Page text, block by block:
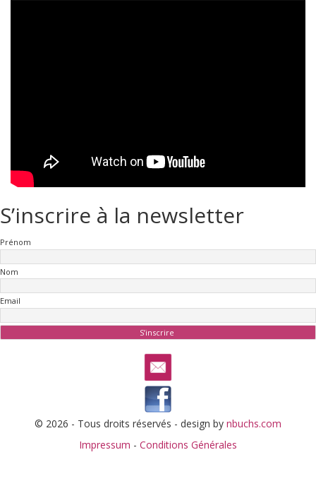
S’inscrire à la newsletter
Prénom
Nom
Email
© 2026 - Tous droits réservés - design by nbuchs.com
Impressum - Conditions Générales